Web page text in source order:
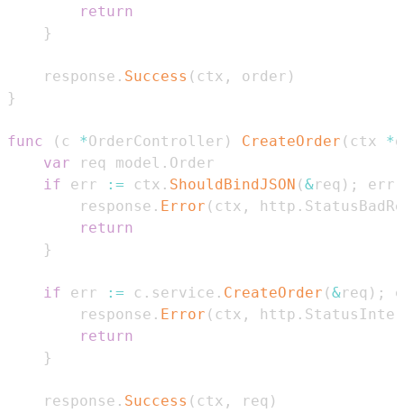
return
}
    response
. Success ( ctx , order )
}
func ( c *OrderController ) CreateOrder ( ctx *
var req model .
if err := ctx . ShouldBindJSON (&req ) ;
err
        response
. Error ( ctx , http .
return
}
if err := c . service . CreateOrder (&req ) ;
        response
. Error ( ctx , http .
return
}
    response
. Success ( ctx , req )